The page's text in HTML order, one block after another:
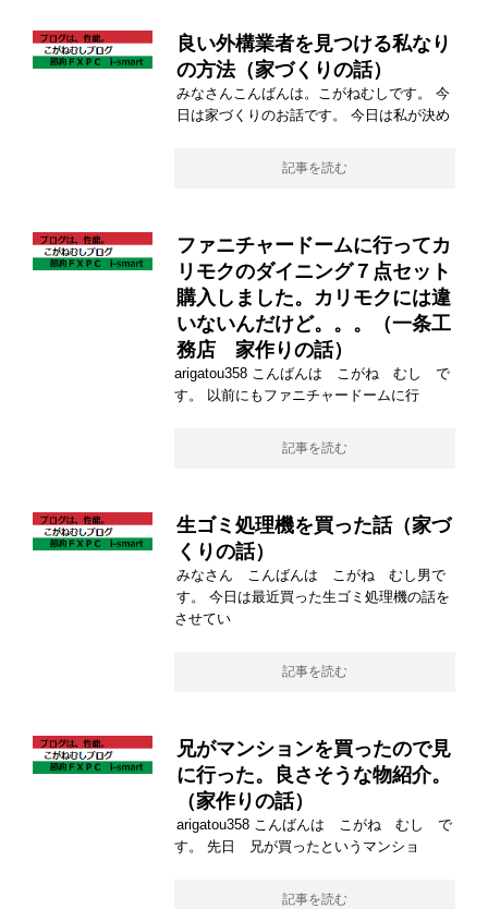
良い外構業者を見つける私なり
の方法（家づくりの話）
みなさんこんばんは。こがねむしです。 今
日は家づくりのお話です。 今日は私が決め
記事を読む
ファニチャードームに行ってカ
リモクのダイニング７点セット
購入しました。カリモクには違
いないんだけど。。。（一条工
務店 家作りの話）
arigatou358 こんばんは こがね むし で
す。 以前にもファニチャードームに行
記事を読む
生ゴミ処理機を買った話（家づ
くりの話）
みなさん こんばんは こがね むし男で
す。 今日は最近買った生ゴミ処理機の話を
させてい
記事を読む
兄がマンションを買ったので見
に行った。良さそうな物紹介。
（家作りの話）
arigatou358 こんばんは こがね むし で
す。 先日 兄が買ったというマンショ
記事を読む